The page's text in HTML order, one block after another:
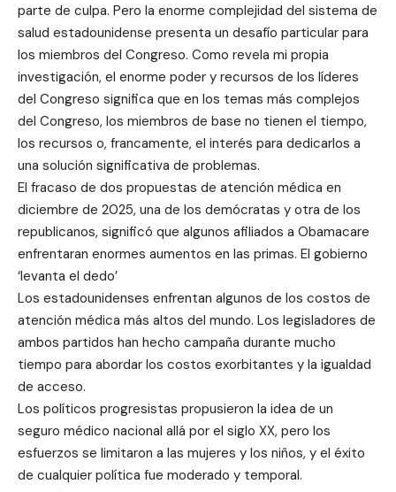
parte de culpa. Pero la enorme complejidad del sistema de
salud estadounidense presenta un desafío particular para
los miembros del Congreso. Como revela mi propia
investigación, el enorme poder y recursos de los líderes
del Congreso significa que en los temas más complejos
del Congreso, los miembros de base no tienen el tiempo,
los recursos o, francamente, el interés para dedicarlos a
una solución significativa de problemas.
El fracaso de dos propuestas de atención médica en
diciembre de 2025, una de los demócratas y otra de los
republicanos, significó que algunos afiliados a Obamacare
enfrentaran enormes aumentos en las primas. El gobierno
‘levanta el dedo’
Los estadounidenses enfrentan algunos de los costos de
atención médica más altos del mundo. Los legisladores de
ambos partidos han hecho campaña durante mucho
tiempo para abordar los costos exorbitantes y la igualdad
de acceso.
Los políticos progresistas propusieron la idea de un
seguro médico nacional allá por el siglo XX, pero los
esfuerzos se limitaron a las mujeres y los niños, y el éxito
de cualquier política fue moderado y temporal.